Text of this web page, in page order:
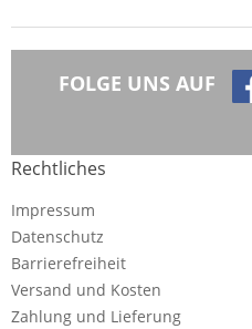
FOLGE UNS AUF
Rechtliches
Impressum
Datenschutz
Barrierefreiheit
Versand und Kosten
Zahlung und Lieferung